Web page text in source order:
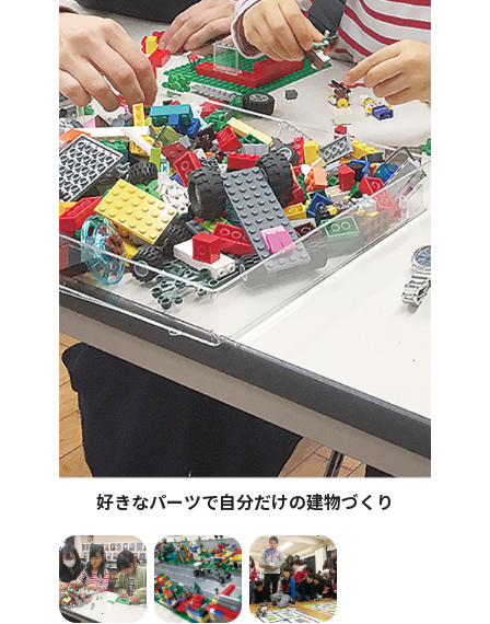
好きなパーツで自分だけの建物づくり